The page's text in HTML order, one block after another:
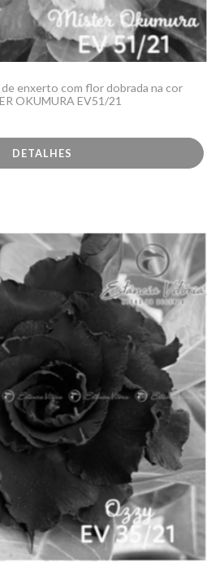
enxerto com flor dobrada na cor
OKUMURA EV51/21
DETALHES